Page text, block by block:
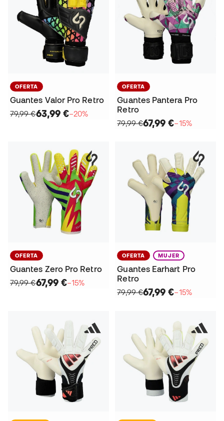
OFERTA
Guantes Valor Pro Retro
79,99 €63,99 €−20%
OFERTA
Guantes Pantera Pro
Retro
79,99 €67,99 €−15%
OFERTA
Guantes Zero Pro Retro
79,99 €67,99 €−15%
OFERTA MUJER
Guantes Earhart Pro
Retro
79,99 €67,99 €−15%